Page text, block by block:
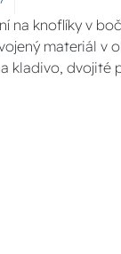
na knoflíky v
materiál v
kladivo, dvojité